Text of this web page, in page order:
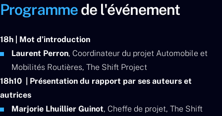
Programmede l'événement
18h | Mot d’introduction
Laurent Perron, Coordinateur du projet Automobile et
Mobilités Routières, The Shift Project
18h10 | Présentation du rapport par ses auteurs et
autrices
Marjorie Lhuillier Guinot, Cheffe de projet, The Shift